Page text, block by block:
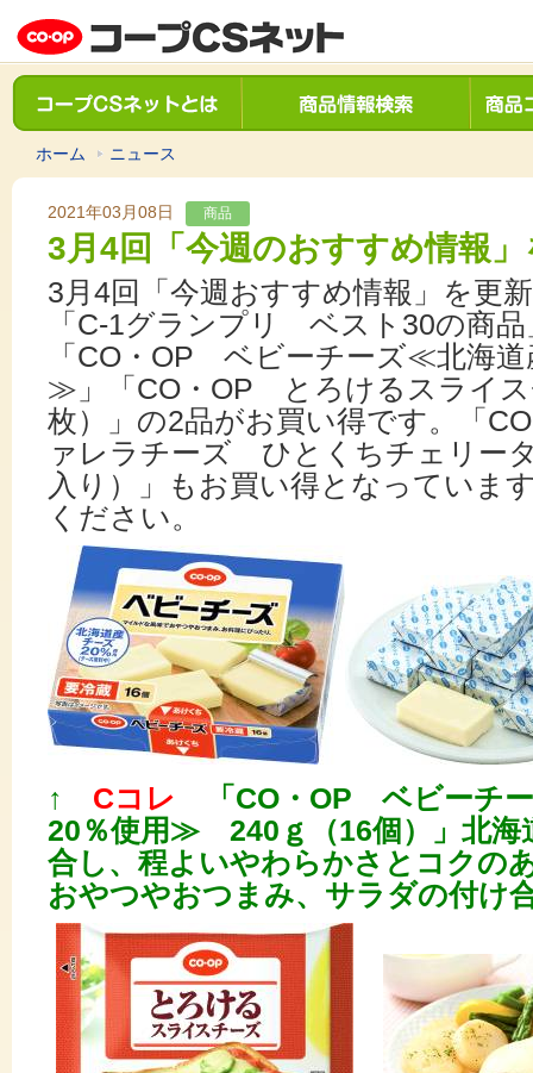
ホーム ニュース
2021年03月08日 商品
3月4回「今週のおすすめ情報
3月4回
「今週おすすめ情報」を更
「C-1グランプリ ベスト30の商
「CO・OP ベビーチーズ≪北海道
≫」「CO・OP とろけるスライ
枚）」の2品がお買い得です。
「
ァレラチーズ ひとくちチェリー
入り）」もお買い得となっていま
ください。
↑ Cコレ 「CO・OP ベビーチ
20％使用≫ 240ｇ（16個）」北海
合し、程よいやわらかさとコクの
おやつやおつまみ、サラダの付け